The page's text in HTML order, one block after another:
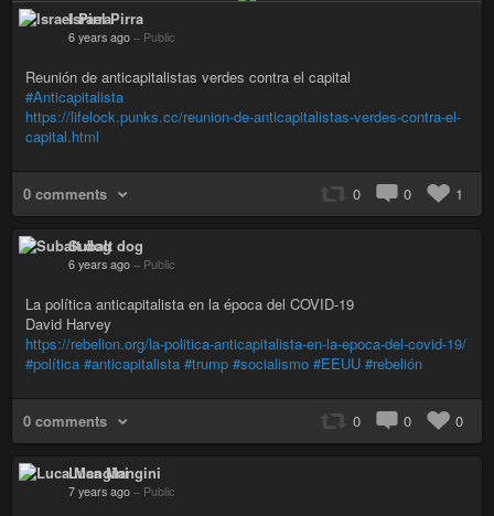
Israel Pirra
6 years ago – Public
Reunión de anticapitalistas verdes contra el capital
#Anticapitalista
https://lifelock.punks.cc/reunion-de-anticapitalistas-verdes-contra-el-
capital.html
0 comments 0 0 1
Subalt dog
6 years ago – Public
La política anticapitalista en la época del COVID-19
David Harvey
https://rebelion.org/la-politica-anticapitalista-en-la-epoca-del-covid-19/
#política #anticapitalista #trump #socialismo #EEUU #rebelión
0 comments 0 0 0
Luca Mangini
7 years ago – Public